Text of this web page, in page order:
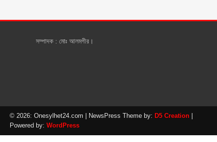
সম্পাদক : মোঃ আলমগীর।
© 2026: Onesylhet24.com | NewsPress Theme by: D5 Creation
Powered by: WordPress